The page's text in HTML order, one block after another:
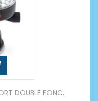
DOUBLE FONC.